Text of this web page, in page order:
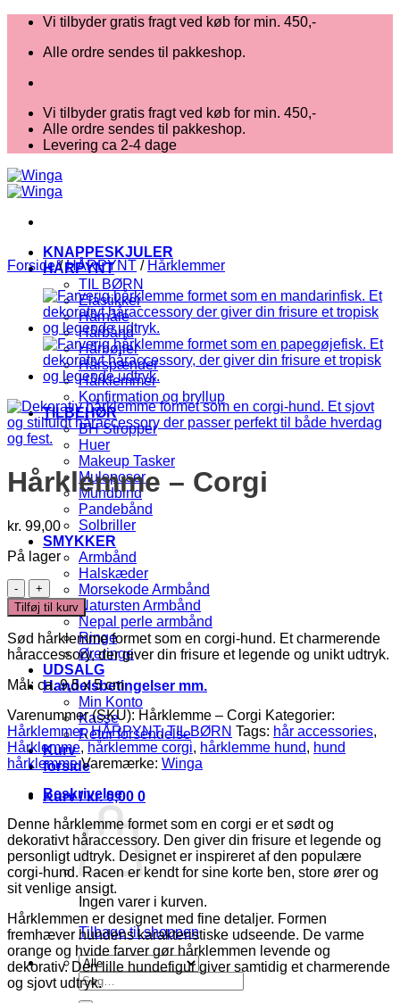
Fortsæt
indhold
Vi tilbyder gratis fragt ved køb for min. 450,-
Alle ordre sendes til pakkeshop.
Vi tilbyder gratis fragt ved køb for min. 450,-
Alle ordre sendes til pakkeshop.
Levering ca 2-4 dage
KNAPPESKJULER
HÅRPYNT
TIL BØRN
Elastikker
Hårnåle
Hårbånd
Hårbøjler
Hårspænder
Hårklemmer
Konfirmation og bryllup
TILBEHØR
BH Stropper
Huer
Makeup Tasker
Muleposer
Mundbind
Pandebånd
Solbriller
SMYKKER
Armbånd
Halskæder
Morsekode Armbånd
Natursten Armbånd
Nepal perle armbånd
Ringe
Øreringe
UDSALG
Handelsbetingelser mm.
Min Konto
Kasse
Retur forsendelse
Kurv
forside
Kurv /kr.0,00 0
Ingen varer i kurven.
Tilbage til shoppen
Søg
efter:
Forside / HÅRPYNT / Hårklemmer
Hårklemme – Corgi
kr. 99,00
På lager
Hårklemme
–
Corgi
antal
Tilføj til kurv
Sød hårklemme formet som en corgi-hund. Et charmerende
håraccessory, der giver din frisure et legende og unikt udtryk.
Mål: ca. 9,5 x 5 cm
Varenummer (SKU): Hårklemme – Corgi Kategorier:
Hårklemmer,HÅRPYNT,TIL BØRN Tags: hår accessories,
Hårklemme, hårklemme corgi, hårklemme hund, hund
hårklemme Varemærke: Winga
Beskrivelse
Denne hårklemme formet som en corgi er et sødt og
dekorativt håraccessory. Den giver din frisure et legende og
personligt udtryk. Designet er inspireret af den populære
corgi-hund. Racen er kendt for sine korte ben, store ører og
sit venlige ansigt.
Hårklemmen er designet med fine detaljer. Formen
fremhæver hundens karakteristiske udseende. De varme
orange og hvide farver gør hårklemmen levende og
dekorativ. Den lille hundefigur giver samtidig et charmerende
og sjovt udtryk.